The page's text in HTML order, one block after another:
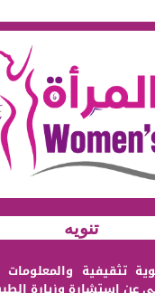
تنويه
تثقيفية والمعلومات